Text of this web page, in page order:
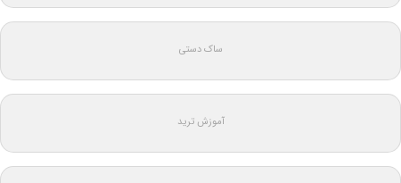
ساک دستی
آموزش ترید